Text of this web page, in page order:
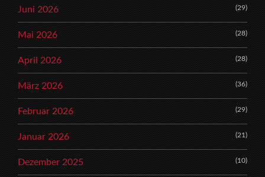
Juni 2026 (29)
Mai 2026 (28)
April 2026 (28)
März 2026 (36)
Februar 2026 (29)
Januar 2026 (21)
Dezember 2025 (10)